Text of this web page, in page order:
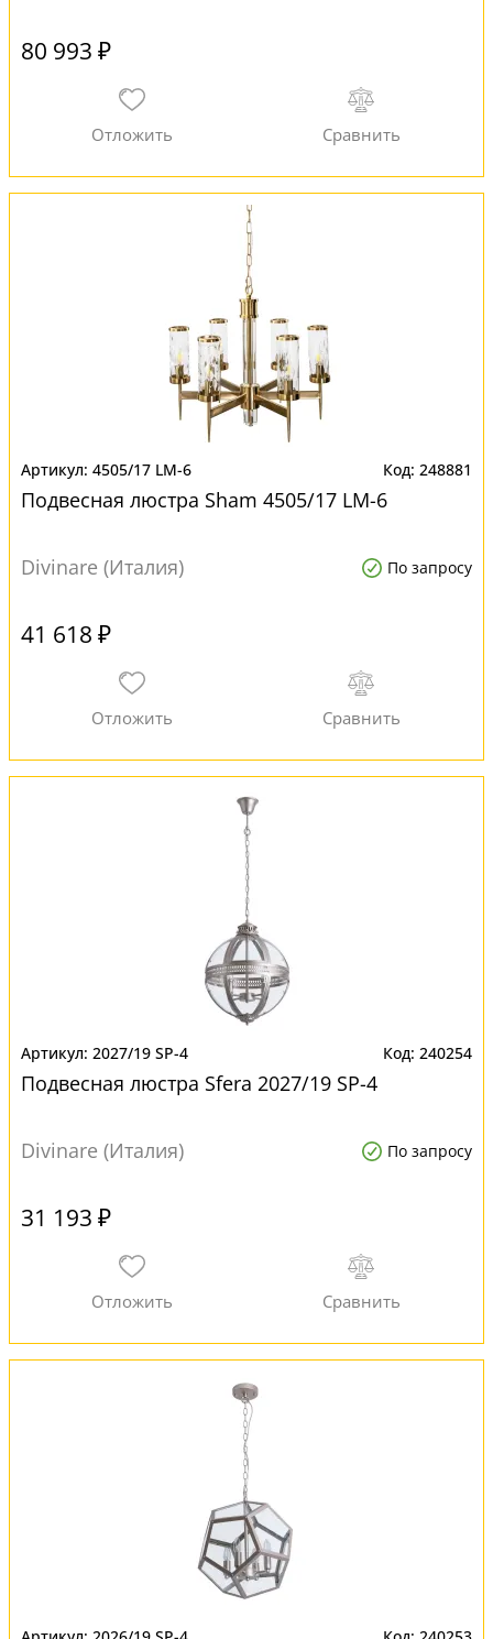
80 993 ₽
4505/17 LM-6 248881
Подвесная люстра Sham 4505/17 LM-6
Divinare (Италия) По запросу
41 618 ₽
2027/19 SP-4 240254
Подвесная люстра Sfera 2027/19 SP-4
Divinare (Италия) По запросу
31 193 ₽